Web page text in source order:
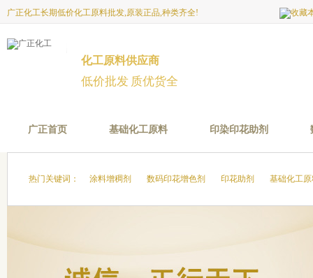
广正化工长期低价化工原料批发,原装正品,种类齐全!
化工原料供应商
低价批发 质优货全
广正首页 基础化工原料 印染印花助剂
热门关键词： 涂料增稠剂 数码印花增色剂 印花助剂 基础化工